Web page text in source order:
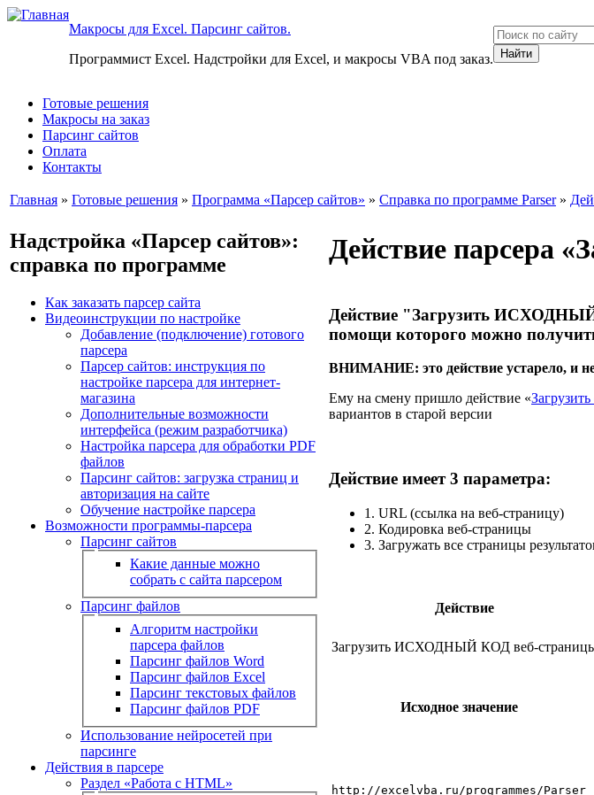
Макросы для Excel. Парсинг сайтов.
Программист Excel. Надстройки для Excel, и макросы VBA под заказ.
Готовые решения
Макросы на заказ
Парсинг сайтов
Оплата
Контакты
Главная » Готовые решения » Программа «Парсер сайтов» » Справка по программе Parser»
Надстройка «Парсер сайтов»:
справка по программе
Как заказать парсер сайта
Видеоинструкции по настройке
Добавление (подключение) готового
парсера
Парсер сайтов: инструкция по
настройке парсера для интернет-
магазина
Дополнительные возможности
интерфейса (режим разработчика)
Настройка парсера для обработки PDF
файлов
Парсинг сайтов: загрузка страниц и
авторизация на сайте
Обучение настройке парсера
Возможности программы-парсера
Парсинг сайтов
Какие данные можно
собрать с сайта парсером
Парсинг файлов
Алгоритм настройки
парсера файлов
Парсинг файлов Word
Парсинг файлов Excel
Парсинг текстовых файлов
Парсинг файлов PDF
Использование нейросетей при
парсинге
Действия в парсере
Раздел «Работа с HTML»
Действие парсера «
Действие "Загрузить ИСХОДНЫЙ
помощи которого можно
ВНИМАНИЕ: это действие устарело, и
Ему на смену пришло действие «
вариантов в старой версии
Действие имеет 3 параметра:
1. URL (ссылка на веб-страницу)
2. Кодировка веб-страницы
3. Загружать все страницы
Действие
Загрузить ИСХОДНЫЙ КОД веб-
Исходное значение
http://excelvba.ru/programmes/Parser